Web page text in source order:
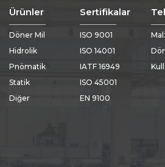
Ürünler
Döner Mil
Hidrolik
Pnömatik
Statik
Diğer
Sertifikalar
ISO 9001
ISO 14001
IATF 16949
ISO 45001
EN 9100